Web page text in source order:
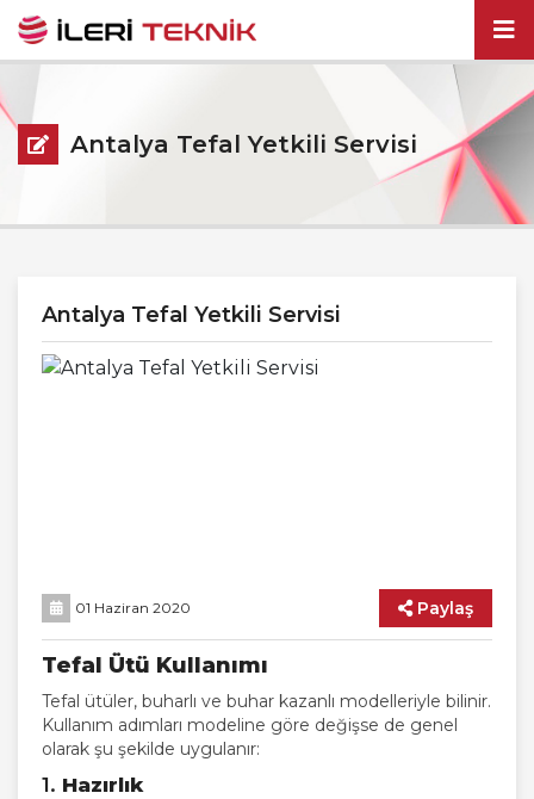
Antalya Tefal Yetkili Servisi
Antalya Tefal Yetkili Servisi
01 Haziran 2020 Paylaş
Tefal Ütü Kullanımı
Tefal ütüler, buharlı ve buhar kazanlı modelleriyle bilinir.
Kullanım adımları modeline göre değişse de genel
olarak şu şekilde uygulanır:
1. Hazırlık